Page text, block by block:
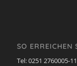
SO ERREICHEN
Tel: 0251